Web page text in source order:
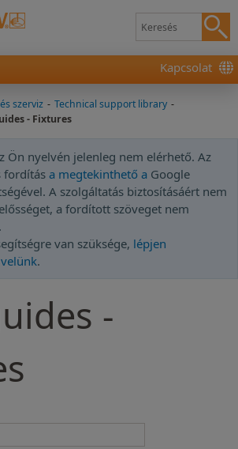
Kapcsolat
szerviz - Technical support library -
- Fixtures
Ön nyelvén jelenleg nem elérhető. Az
fordítás a megtekinthető a Google
A szolgáltatás biztosításáért nem
a fordított szöveget nem
van szüksége, lépjen
.
-